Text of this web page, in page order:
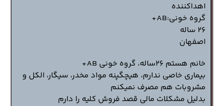
اهداکننده
گروه خونی:AB+
26 ساله
اصفهان
خانم هستم 26ساله، گروه خونی AB+
بیماری خاصی ندارم، هیچگپنه مواد مخدر، سیگار، الکل و
مشروبات هم مصرف نمیکنم
بدلیل مشکلات مالی قصد فروش کلیه را دارم